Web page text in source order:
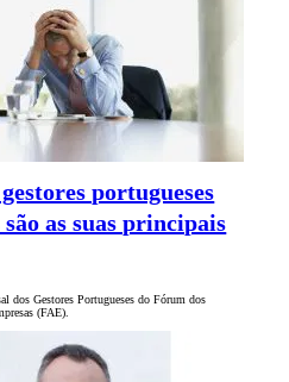
portugueses
as suas principais
dos Gestores Portugueses do Fórum dos
(FAE).